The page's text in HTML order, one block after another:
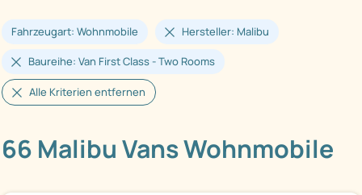
Fahrzeugart: Wohnmobile Hersteller: Malibu
Baureihe: Van First Class - Two Rooms
Alle Kriterien entfernen
66 Malibu Vans Wohnmobile